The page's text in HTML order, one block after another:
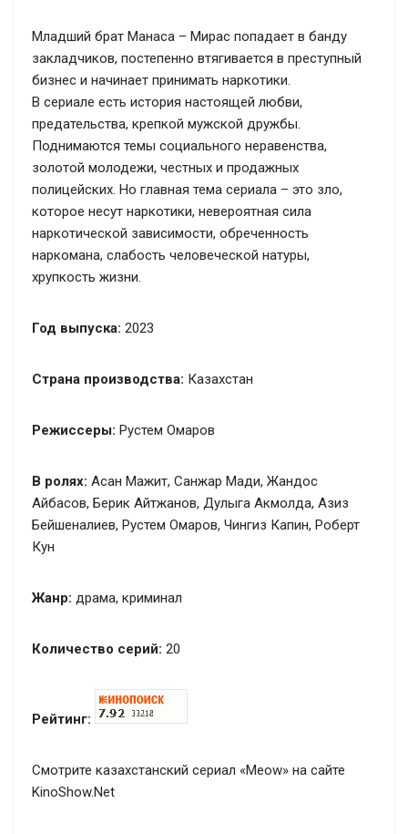
Младший брат Манаса – Мирас попадает в банду
закладчиков, постепенно втягивается в преступный
бизнес и начинает принимать наркотики.
В сериале есть история настоящей любви,
предательства, крепкой мужской дружбы.
Поднимаются темы социального неравенства,
золотой молодежи, честных и продажных
полицейских. Но главная тема сериала – это зло,
которое несут наркотики, невероятная сила
наркотической зависимости, обреченность
наркомана, слабость человеческой натуры,
хрупкость жизни.
Год выпуска: 2023
Страна производства: Казахстан
Режиссеры: Рустем Омаров
В ролях: Асан Мажит, Санжар Мади, Жандос
Айбасов, Берик Айтжанов, Дулыга Акмолда, Азиз
Бейшеналиев, Рустем Омаров, Чингиз Капин, Роберт
Кун
Жанр: драма, криминал
Количество серий: 20
Рейтинг:
Смотрите казахстанский сериал «Meow» на сайте
KinoShow.Net